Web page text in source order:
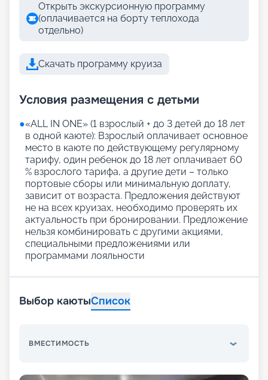
Открыть экскурсионную программу
(оплачивается на борту теплохода
отдельно)
Скачать программу круиза
Условия размещения с детьми
●«АLL IN ONE» (1 взрослый + до 3 детей до 18 лет
в одной каюте): Взрослый оплачивает основное
место в каюте по действующему регулярному
тарифу, один ребенок до 18 лет оплачивает 60
% взрослого тарифа, а другие дети – только
портовые сборы или минимальную доплату,
зависит от возраста. Предложения действуют
не на всех круизах, необходимо проверять их
актуальность при бронировании. Предложение
нельзя комбинировать с другими акциями,
специальными предложениями или
программами лояльности
Выбор каютыСписок
ВМЕСТИМОСТЬ